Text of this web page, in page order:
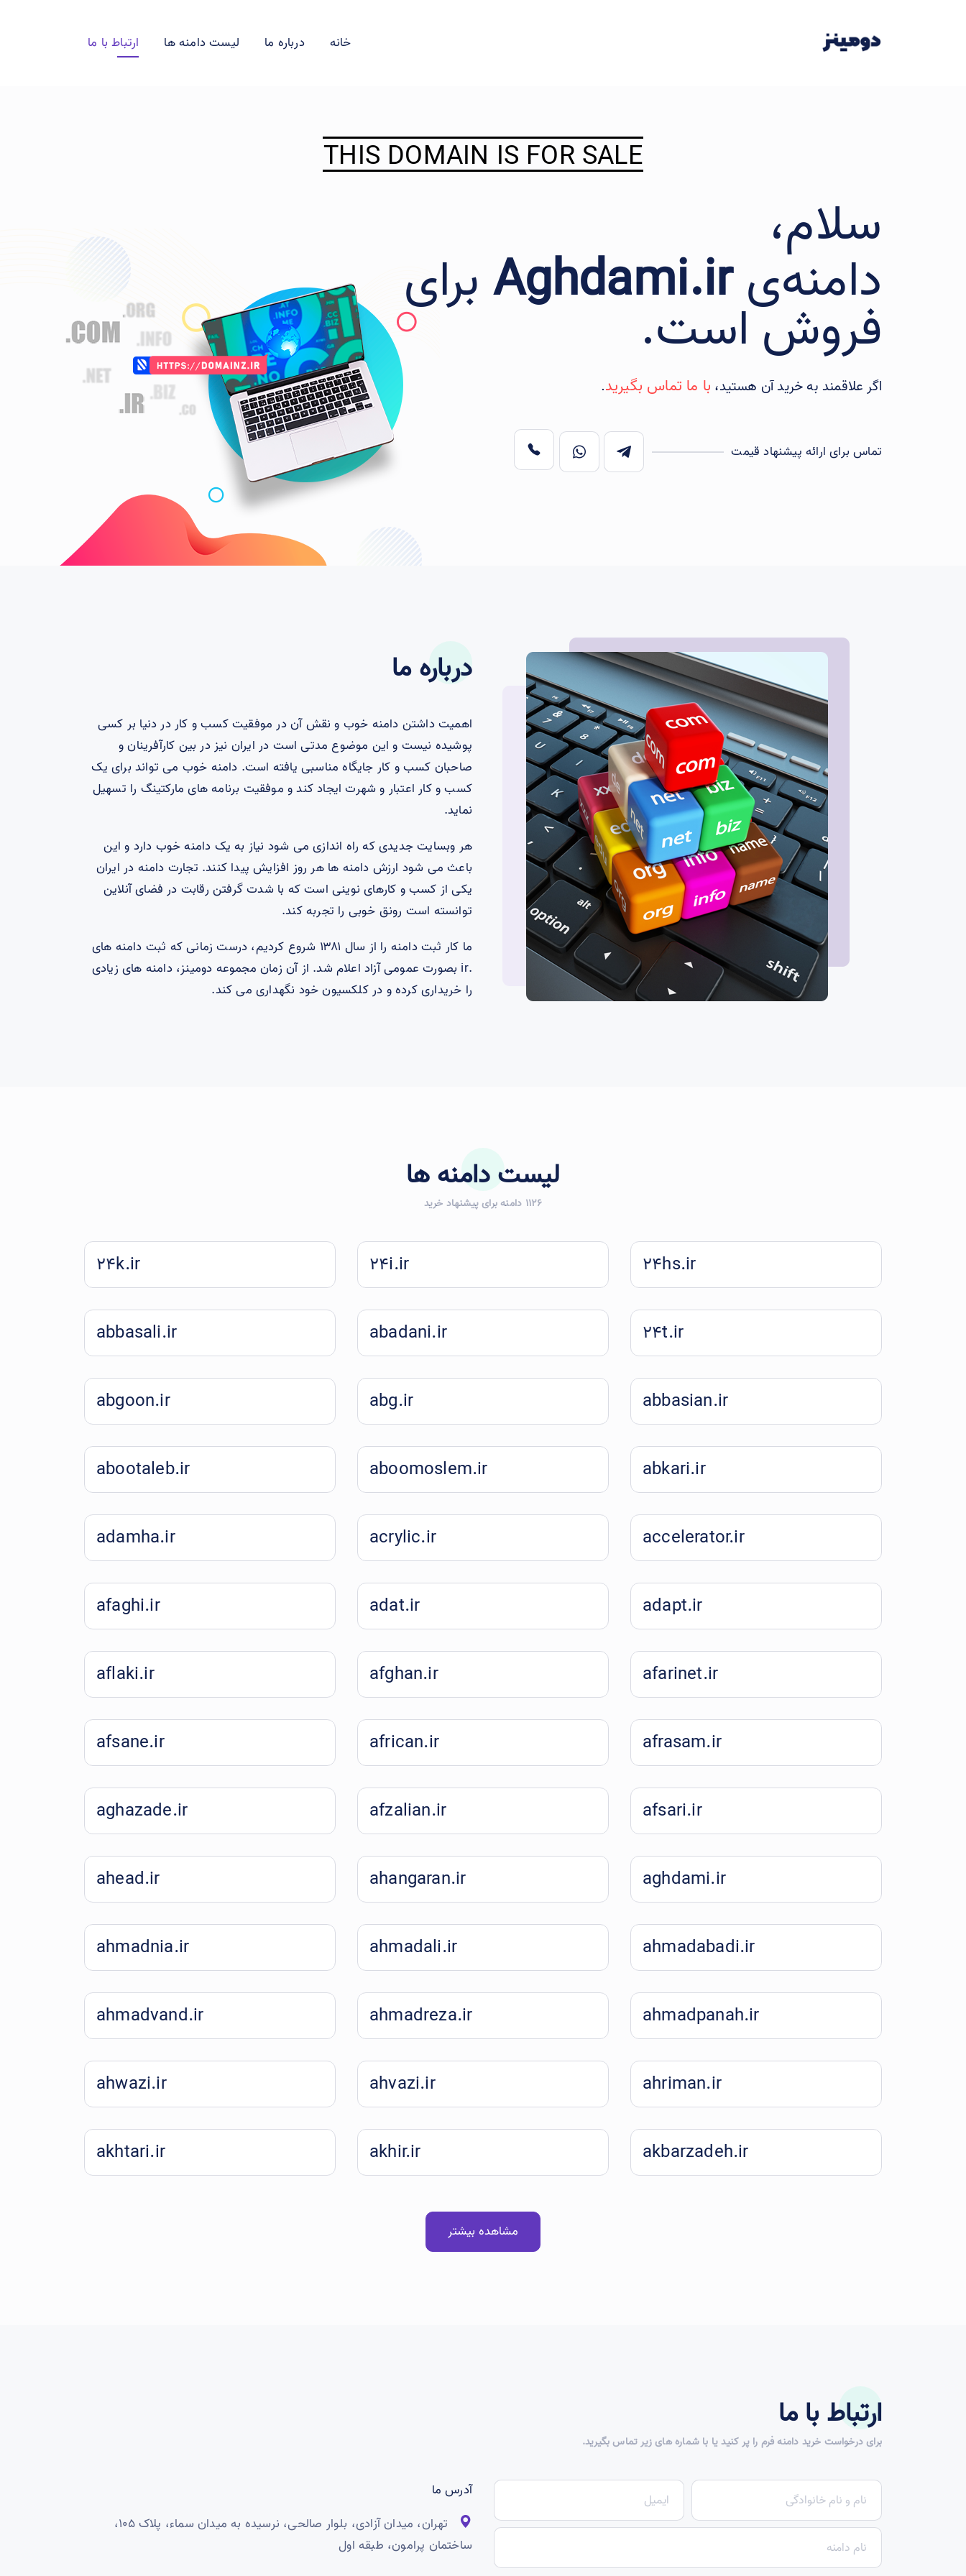
خانه درباره ما لیست دامنه ها ارتباط با ما
THIS DOMAIN IS FOR SALE
سلام،
دامنه‌یAghdami.ir برای
فروش است.
اگر علاقمند به خرید آن هستید، با ما تماس بگیرید.
تماس برای ارائه پیشنهاد قیمت تلگرام واتس اپ
درباره ما
اهمیت داشتن دامنه خوب و نقش آن در موفقیت کسب و کار در دنیا بر کسی
پوشیده نیست و این موضوع مدتی است در ایران نیز در بین کارآفرینان و
صاحبان کسب و کار جایگاه مناسبی یافته است. دامنه خوب می تواند برای یک
کسب و کار اعتبار و شهرت ایجاد کند و موفقیت برنامه های مارکتینگ را تسهیل
نماید.
هر وبسایت جدیدی که راه اندازی می شود نیاز به یک دامنه خوب دارد و این
باعث می شود ارزش دامنه ها هر روز افزایش پیدا کنند. تجارت دامنه در ایران
یکی از کسب و کارهای نوینی است که با شدت گرفتن رقابت در فضای آنلاین
توانسته است رونق خوبی را تجربه کند.
ما کار ثبت دامنه را از سال ۱۳۸۱ شروع کردیم، درست زمانی که ثبت دامنه های
.ir بصورت عمومی آزاد اعلام شد. از آن زمان مجموعه دومینز، دامنه های زیادی
را خریداری کرده و در کلکسیون خود نگهداری می کند.
لیست دامنه ها
1126 دامنه برای پیشنهاد خرید
24hs.ir
24i.ir
24k.ir
24t.ir
abadani.ir
abbasali.ir
abbasian.ir
abg.ir
abgoon.ir
abkari.ir
aboomoslem.ir
abootaleb.ir
accelerator.ir
acrylic.ir
adamha.ir
adapt.ir
adat.ir
afaghi.ir
afarinet.ir
afghan.ir
aflaki.ir
afrasam.ir
african.ir
afsane.ir
afsari.ir
afzalian.ir
aghazade.ir
aghdami.ir
ahangaran.ir
ahead.ir
ahmadabadi.ir
ahmadali.ir
ahmadnia.ir
ahmadpanah.ir
ahmadreza.ir
ahmadvand.ir
ahriman.ir
ahvazi.ir
ahwazi.ir
akbarzadeh.ir
akhir.ir
akhtari.ir
مشاهده بیشتر
ارتباط با ما
برای درخواست خرید دامنه فرم را پر کنید یا با شماره های زیر تماس بگیرید.
آدرس ما
تهران، میدان آزادی، بلوار صالحی، نرسیده به میدان سماء، پلاک ۱۰۵،
ساختمان پرامون، طبقه اول